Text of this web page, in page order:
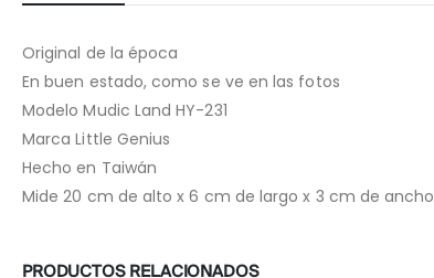
Original de la época
En buen estado, como se ve en las fotos
Modelo Mudic Land HY-231
Marca Little Genius
Hecho en Taiwán
Mide 20 cm de alto x 6 cm de largo x 3 cm de ancho
PRODUCTOS RELACIONADOS